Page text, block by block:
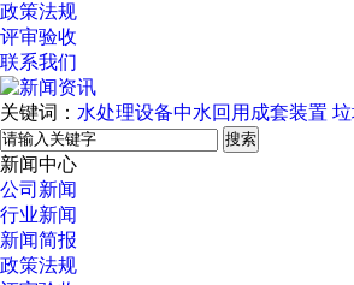
政策法规
评审验收
联系我们
关键词： 水处理设备中水回用成套装置
搜索
新闻中心
公司新闻
行业新闻
新闻简报
政策法规